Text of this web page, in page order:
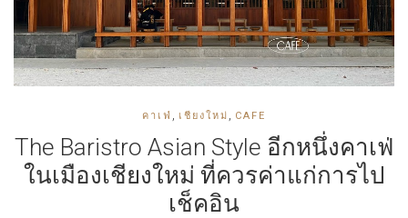
คาเฟ่ , เชียงใหม่ , CAFE
The Baristro Asian Style อีกหนึ่งคาเฟ่
ในเมืองเชียงใหม่ ที่ควรค่าแก่การไป
เช็คอิน